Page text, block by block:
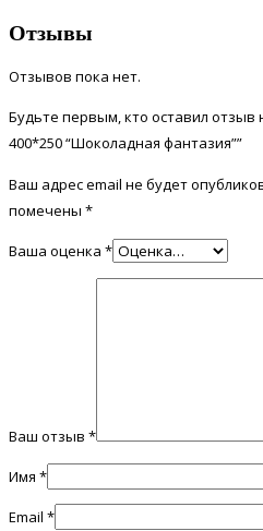
Отзывы
Отзывов пока нет.
Будьте первым, кто оставил отзыв
400*250 “Шоколадная фантазия””
Ваш адрес email не будет
помечены *
Ваша оценка *
Ваш отзыв *
Имя *
Email *